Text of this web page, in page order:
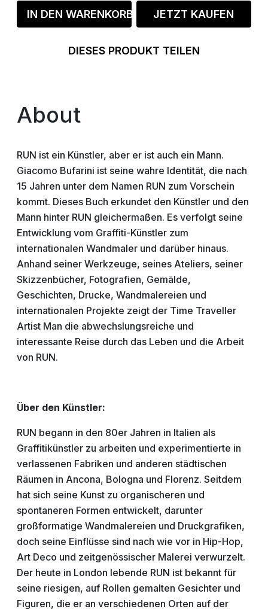
IN DEN WARENKORB JETZT KAUFEN
DIESES PRODUKT TEILEN
About
RUN ist ein Künstler, aber er ist auch ein Mann.
Giacomo Bufarini ist seine wahre Identität, die nach
15 Jahren unter dem Namen RUN zum Vorschein
kommt. Dieses Buch erkundet den Künstler und den
Mann hinter RUN gleichermaßen. Es verfolgt seine
Entwicklung vom Graffiti-Künstler zum
internationalen Wandmaler und darüber hinaus.
Anhand seiner Werkzeuge, seines Ateliers, seiner
Skizzenbücher, Fotografien, Gemälde,
Geschichten, Drucke, Wandmalereien und
internationalen Projekte zeigt der Time Traveller
Artist Man die abwechslungsreiche und
interessante Reise durch das Leben und die Arbeit
von RUN.
Über den Künstler:
RUN begann in den 80er Jahren in Italien als
Graffitikünstler zu arbeiten und experimentierte in
verlassenen Fabriken und anderen städtischen
Räumen in Ancona, Bologna und Florenz. Seitdem
hat sich seine Kunst zu organischeren und
spontaneren Formen entwickelt, darunter
großformatige Wandmalereien und Druckgrafiken,
doch seine Einflüsse sind nach wie vor in Hip-Hop,
Art Deco und zeitgenössischer Malerei verwurzelt.
Der heute in London lebende RUN ist bekannt für
seine riesigen, auf Rollen gemalten Gesichter und
Figuren, die er an verschiedenen Orten auf der